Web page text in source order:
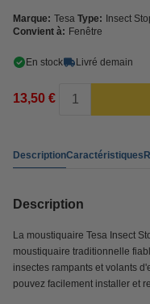
Marque: Tesa Type: Insect
Convient à: Fenêtre
En stock Livré demain
13,50 €
DescriptionCaractéristiques
Description
La moustiquaire Tesa Insect
moustiquaire traditionnelle
insectes rampants et volants
pouvez facilement installer et